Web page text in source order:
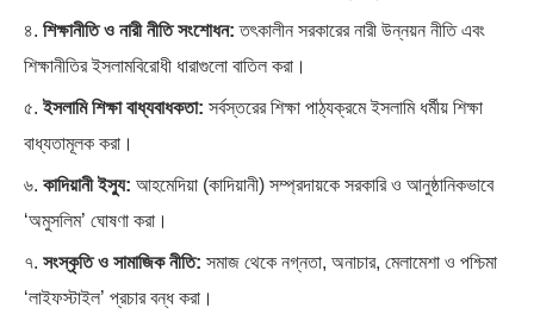
৪. শিক্ষানীতি ও নারী নীতি সংশোধন: তৎকালীন সরকারের নারী উন্নয়ন নীতি এবং
শিক্ষানীতির ইসলামবিরোধী ধারাগুলো বাতিল করা।
৫.ইসলামি শিক্ষা বাধ্যবাধকতা: সর্বস্তরের শিক্ষা পাঠ্যক্রমে ইসলামি ধর্মীয় শিক্ষা
বাধ্যতামূলক করা।
৬. কাদিয়ানী ইস্যু: আহমেদিয়া (কাদিয়ানী) সম্প্রদায়কে সরকারি ও আনুষ্ঠানিকভাবে
‘অমুসলিম’ ঘোষণা করা।
৭. সংস্কৃতি ও সামাজিক নীতি: সমাজ থেকে নগ্নতা, অনাচার, মেলামেশা ও পশ্চিমা
‘লাইফস্টাইল’ প্রচার বন্ধ করা।